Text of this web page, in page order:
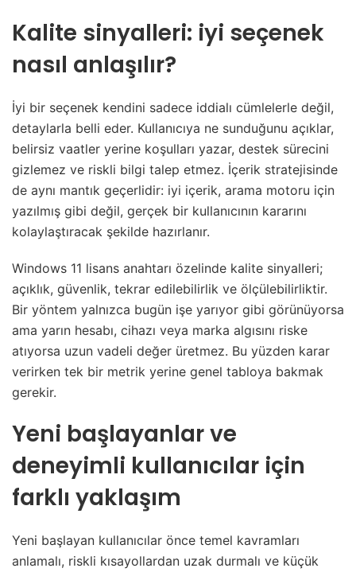
Kalite sinyalleri: iyi seçenek
nasıl anlaşılır?
İyi bir seçenek kendini sadece iddialı cümlelerle değil,
detaylarla belli eder. Kullanıcıya ne sunduğunu açıklar,
belirsiz vaatler yerine koşulları yazar, destek sürecini
gizlemez ve riskli bilgi talep etmez. İçerik stratejisinde
de aynı mantık geçerlidir: iyi içerik, arama motoru için
yazılmış gibi değil, gerçek bir kullanıcının kararını
kolaylaştıracak şekilde hazırlanır.
Windows 11 lisans anahtarı özelinde kalite sinyalleri;
açıklık, güvenlik, tekrar edilebilirlik ve ölçülebilirliktir.
Bir yöntem yalnızca bugün işe yarıyor gibi görünüyorsa
ama yarın hesabı, cihazı veya marka algısını riske
atıyorsa uzun vadeli değer üretmez. Bu yüzden karar
verirken tek bir metrik yerine genel tabloya bakmak
gerekir.
Yeni başlayanlar ve
deneyimli kullanıcılar için
farklı yaklaşım
Yeni başlayan kullanıcılar önce temel kavramları
anlamalı, riskli kısayollardan uzak durmalı ve küçük